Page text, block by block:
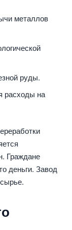
металлов
руды.
расходы на
Граждане
деньги. Завод